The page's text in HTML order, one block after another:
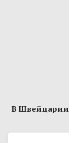
В Швейцарии